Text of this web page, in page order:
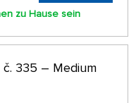
zu Hause sein
335 – Medium